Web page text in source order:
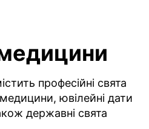
професійні свята
медицини, ювілейні дати
державні свята